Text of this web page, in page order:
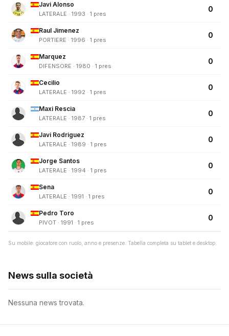
Javi Alonso
LATERALE · 1993 · 1 pres
0
Raul Jimenez
PORTIERE · 1996 · 1 pres
0
Marquez
DIFENSORE · 1980 · 1 pres
0
Cecilio
LATERALE · 1992 · 1 pres
0
Maxi Rescia
LATERALE · 1987 · 1 pres
0
Javi Rodriguez
LATERALE · 1989 · 1 pres
0
Jorge Santos
LATERALE · 1994 · 1 pres
0
Sena
LATERALE · 1991 · 1 pres
0
Pedro Toro
PIVOT · 1991 · 1 pres
0
Su mobile: giocatore con ruolo, anno e presenze. Tabella completa su tablet e desktop.
News sulla società
Nessuna news trovata.